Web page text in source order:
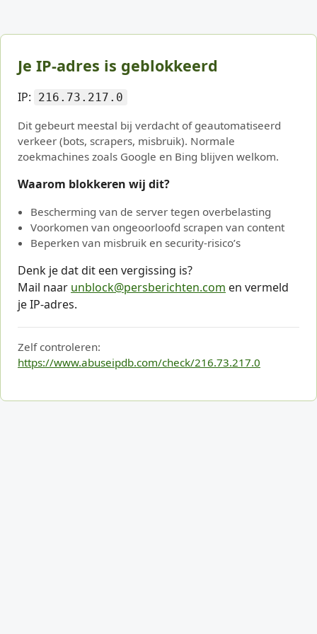
Je IP-adres is geblokkeerd
IP: 216.73.217.0
Dit gebeurt meestal bij verdacht of geautomatiseerd
verkeer (bots, scrapers, misbruik). Normale
zoekmachines zoals Google en Bing blijven welkom.
Waarom blokkeren wij dit?
Bescherming van de server tegen overbelasting
Voorkomen van ongeoorloofd scrapen van content
Beperken van misbruik en security-risico’s
Denk je dat dit een vergissing is?
Mail naar unblock@persberichten.com en vermeld
je IP-adres.
Zelf controleren:
https://www.abuseipdb.com/check/216.73.217.0